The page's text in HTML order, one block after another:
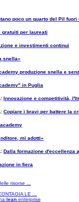
poco un quarto del Pil fuori
gratuiti per laureati
e investimenti continui
snella»
produzione snella e
in Puglia
Innovazione e competitività,
Copiare i bravi per battere la
mi adotti»
Dalla formazione d'eccellenza
in fiera
risorse
LE
lean enterprise